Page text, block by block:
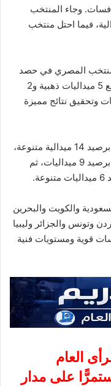
وجاء المنتخب
المركز الثاني برصيد 13 ميدالية، فيما احتل منتخب
23 سنة، نجح المنتخب المصري في حصد
11 ميدالية متنوعة بنهاية اليوم الثاني، بواقع 5 ميداليات ذهبية و2
وتحقيق نتائج مميزة
وجاء المنتخب المغربي في المركز الثاني برصيد 14 ميدالية متنوعة،
تلاه المنتخب البحريني في المركز الثالث برصيد 9 ميداليات، ثم
والكويت والبحرين
وتونس والجزائر وليبيا
قوية ومستويات فنية
العام
على مدار